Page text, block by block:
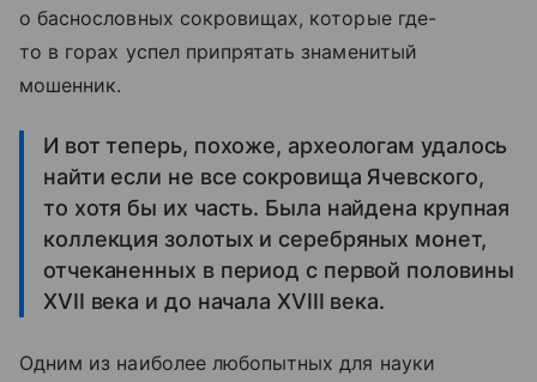
о баснословных сокровищах, которые где-
то в горах успел припрятать знаменитый
мошенник.
И вот теперь, похоже, археологам удалось
найти если не все сокровища Ячевского,
то хотя бы их часть. Была найдена крупная
коллекция золотых и серебряных монет,
отчеканенных в период с первой половины
XVII века и до начала XVIII века.
Одним из наиболее любопытных для науки